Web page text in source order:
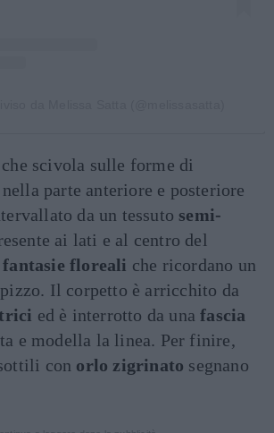
scivola sulle forme di
nella parte anteriore e posteriore
da un tessuto semi-
ai lati e al centro del
fantasie floreali che ricordano un
Il corpetto è arricchito da
ed è interrotto da unafascia
e modella la linea. Per finire,
con orlo zigrinato segnano